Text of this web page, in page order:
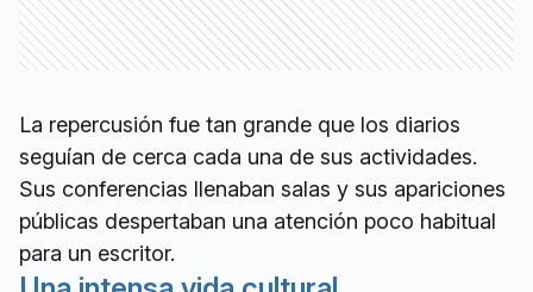
La repercusión fue tan grande que los diarios
seguían de cerca cada una de sus actividades.
Sus conferencias llenaban salas y sus apariciones
públicas despertaban una atención poco habitual
para un escritor.